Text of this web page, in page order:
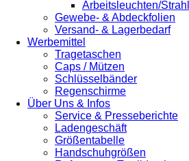
Arbeitsleuchten/
Gewebe- & Abdeckfolien
Versand- & Lagerbedarf
Werbemittel
Tragetaschen
Caps / Mützen
Schlüsselbänder
Regenschirme
Über Uns & Infos
Service & Presseberichte
Ladengeschäft
Größentabelle
Handschuhgrößen